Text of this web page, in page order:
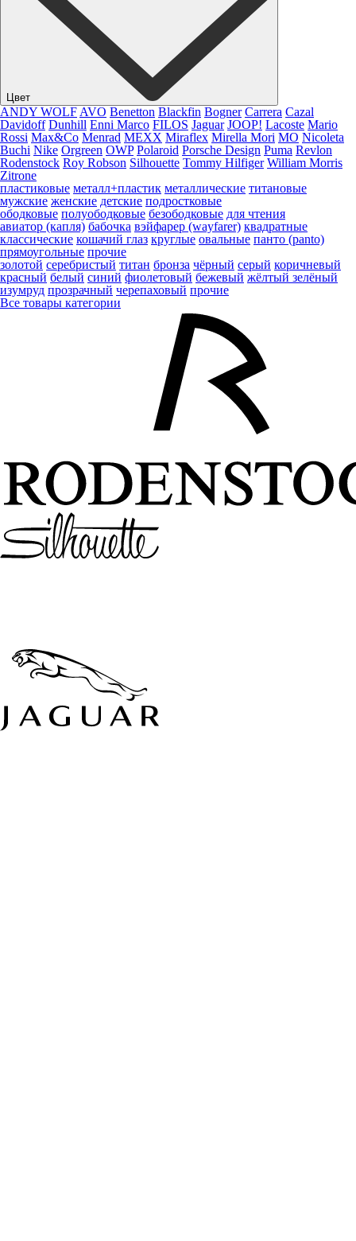
Цвет
ANDY WOLF AVO Benetton Blackfin Bogner Carrera Cazal
Davidoff Dunhill Enni Marco FILOS Jaguar JOOP! Lacoste Mario
Rossi Max&Co Menrad MEXX Miraflex Mirella Mori MO Nicoleta
Buchi Nike Orgreen OWP Polaroid Porsche Design Puma Revlon
Rodenstock Roy Robson Silhouette Tommy Hilfiger William Morris
Zitrone
пластиковые металл+пластик металлические титановые
мужские женские детские подростковые
ободковые полуободковые безободковые для чтения
авиатор (капля) бабочка вэйфарер (wayfarer) квадратные
классические кошачий глаз круглые овальные панто (panto)
прямоугольные прочие
золотой серебристый титан бронза чёрный серый коричневый
красный белый синий фиолетовый бежевый жёлтый зелёный
изумруд прозрачный черепаховый прочие
Все товары категории